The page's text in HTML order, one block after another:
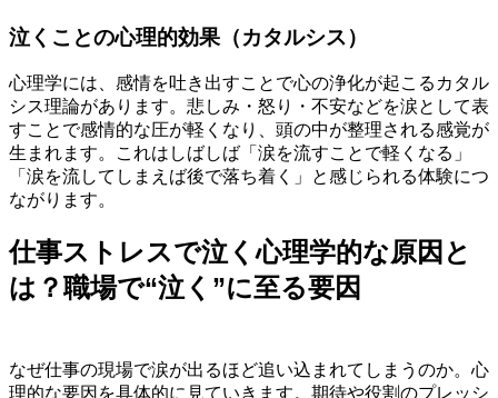
泣くことの心理的効果（カタルシス）
心理学には、感情を吐き出すことで心の浄化が起こるカタル
シス理論があります。悲しみ・怒り・不安などを涙として表
すことで感情的な圧が軽くなり、頭の中が整理される感覚が
生まれます。これはしばしば「涙を流すことで軽くなる」
「涙を流してしまえば後で落ち着く」と感じられる体験につ
ながります。
仕事ストレスで泣く心理学的な原因と
は？職場で“泣く”に至る要因
なぜ仕事の現場で涙が出るほど追い込まれてしまうのか。心
理的な要因を具体的に見ていきます。期待や役割のプレッシ